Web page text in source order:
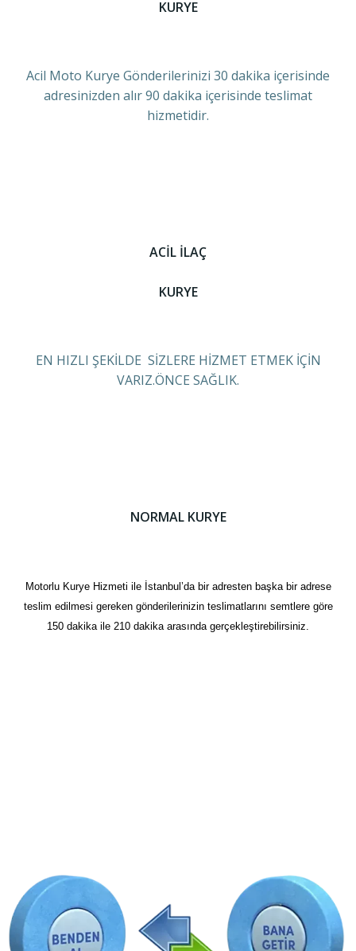
KURYE
Acil Moto Kurye Gönderilerinizi 30 dakika içerisinde
adresinizden alır 90 dakika içerisinde teslimat
hizmetidir.
ACİL İLAÇ
KURYE
EN HIZLI ŞEKİLDE SİZLERE HİZMET ETMEK İÇİN
VARIZ.ÖNCE SAĞLIK.
NORMAL KURYE
Motorlu Kurye Hizmeti ile İstanbul’da bir adresten başka bir adrese
teslim edilmesi gereken gönderilerinizin teslimatlarını semtlere göre
150 dakika ile 210 dakika arasında gerçekleştirebilirsiniz.